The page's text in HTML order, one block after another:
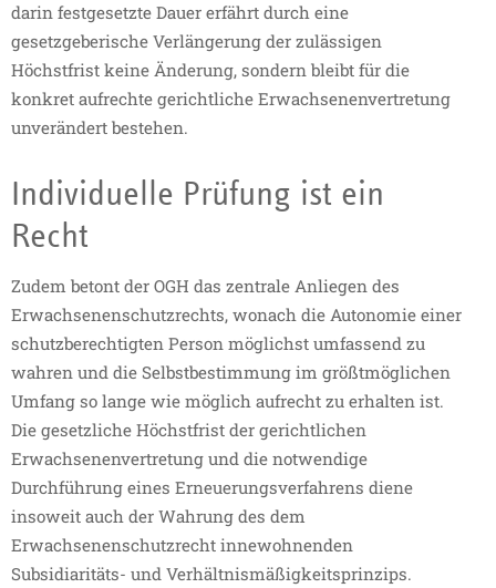
darin festgesetzte Dauer erfährt durch eine
gesetzgeberische Verlängerung der zulässigen
Höchstfrist keine Änderung, sondern bleibt für die
konkret aufrechte gerichtliche Erwachsenenvertretung
unverändert bestehen.
Individuelle Prüfung ist ein
Recht
Zudem betont der OGH das zentrale Anliegen des
Erwachsenenschutzrechts, wonach die Autonomie einer
schutzberechtigten Person möglichst umfassend zu
wahren und die Selbstbestimmung im größtmöglichen
Umfang so lange wie möglich aufrecht zu erhalten ist.
Die gesetzliche Höchstfrist der gerichtlichen
Erwachsenenvertretung und die notwendige
Durchführung eines Erneuerungsverfahrens diene
insoweit auch der Wahrung des dem
Erwachsenenschutzrecht innewohnenden
Subsidiaritäts- und Verhältnismäßigkeitsprinzips.